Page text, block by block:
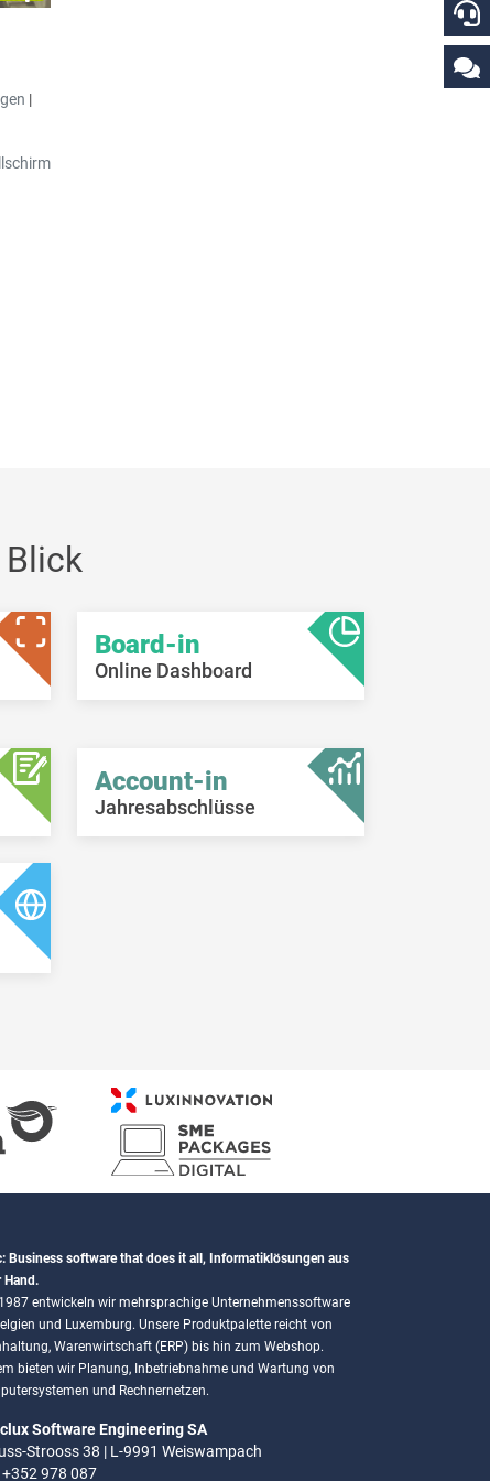
|
Board-in
Online Dashboard
Account-in
Jahresabschlüsse
Business software that does it all, Informatiklösungen aus
Hand.
entwickeln wir mehrsprachige Unternehmenssoftware
und Luxemburg. Unsere Produktpalette reicht von
Warenwirtschaft (ERP) bis hin zum Webshop.
bieten wir Planung, Inbetriebnahme und Wartung von
und Rechnernetzen.
Software Engineering SA
Strooss 38 | L-9991 Weiswampach
+352 978 087